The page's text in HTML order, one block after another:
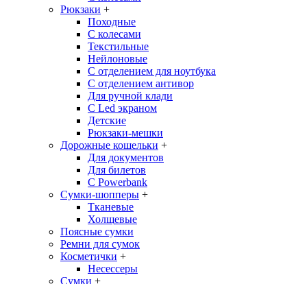
Рюкзаки +
Походные
С колесами
Текстильные
Нейлоновые
С отделением для ноутбука
С отделением антивор
Для ручной клади
С Led экраном
Детские
Рюкзаки-мешки
Дорожные кошельки +
Для документов
Для билетов
С Powerbank
Сумки-шопперы +
Тканевые
Холщевые
Поясные сумки
Ремни для сумок
Косметички +
Несессеры
Сумки +